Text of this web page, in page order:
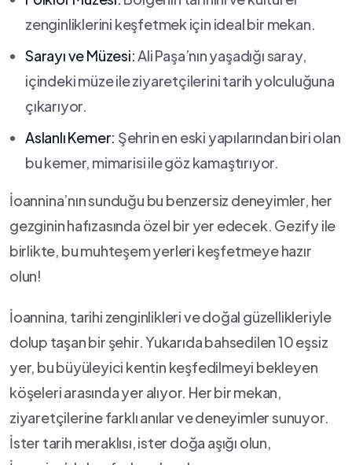
zenginliklerini keşfetmek ⁣için ideal‌ bir mekan.
Sarayı ve Müzesi:Ali⁤ Paşa’nın⁤ yaşadığı‍ saray,​
içindeki müze ile ziyaretçilerini tarih yolculuğuna
çıkarıyor.
Aslanlı ‌Kemer: ⁣Şehrin en eski yapılarından biri olan
bu kemer, mimarisi ile göz kamaştırıyor.
İoannina’nın ⁢sunduğu bu benzersiz deneyimler, ​her
gezginin ⁤hafızasında özel bir ⁤yer​ edecek. ​Gezify ile
⁣birlikte, bu muhteşem yerleri keşfetmeye‌ hazır
‍olun!
İoannina, tarihi‌ zenginlikleri ve doğal​ güzellikleriyle
dolup⁢ taşan ‌bir şehir.⁢ Yukarıda bahsedilen 10 eşsiz
yer,⁣ bu büyüleyici kentin keşfedilmeyi bekleyen
köşeleri arasında ‌yer alıyor. Her ⁤bir mekan,
ziyaretçilerine ⁢farklı anılar ve deneyimler sunuyor.⁢
İster‍ tarih ‍meraklısı,⁤ ister‌ doğa aşığı olun,⁢